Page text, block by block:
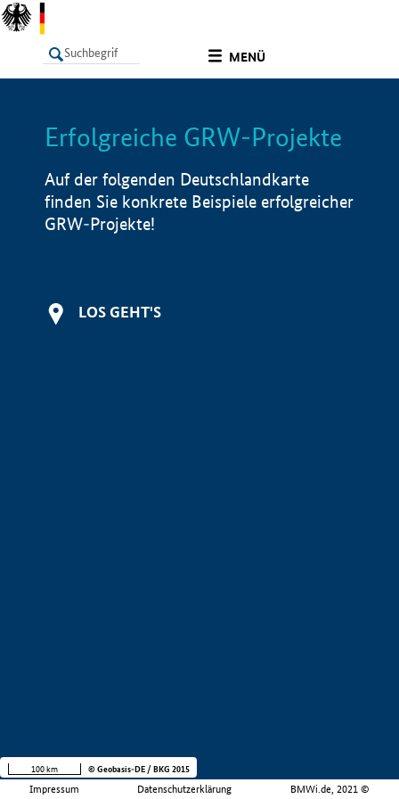
MENÜ
LISTE Info
Erfolgreiche GRW-Projekte
Auf der folgenden Deutschlandkarte
finden Sie konkrete Beispiele erfolgreicher
GRW-Projekte!
LOS GEHT'S
Impressum Datenschutzerklärung BMWi.de, 2021 ©
100 km © Geobasis-DE / BKG 2015